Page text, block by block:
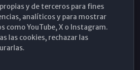
y de terceros para fines
analíticos y para mostrar
como YouTube, X o Instagram.
las cookies, rechazar las